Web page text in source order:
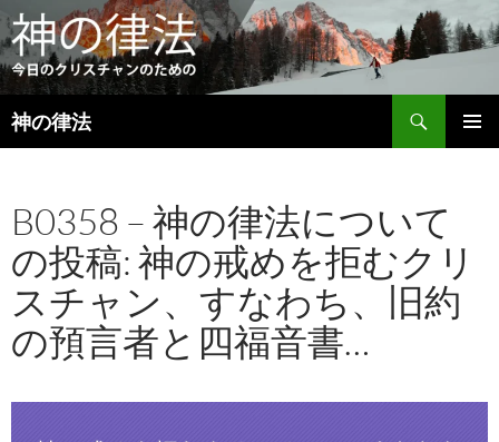
神の律法
検
索
ン
ツ
へ
ス
キ
プ
B0358 – 神の律法について
の投稿: 神の戒めを拒むクリ
スチャン、すなわち、旧約
の預言者と四福音書…